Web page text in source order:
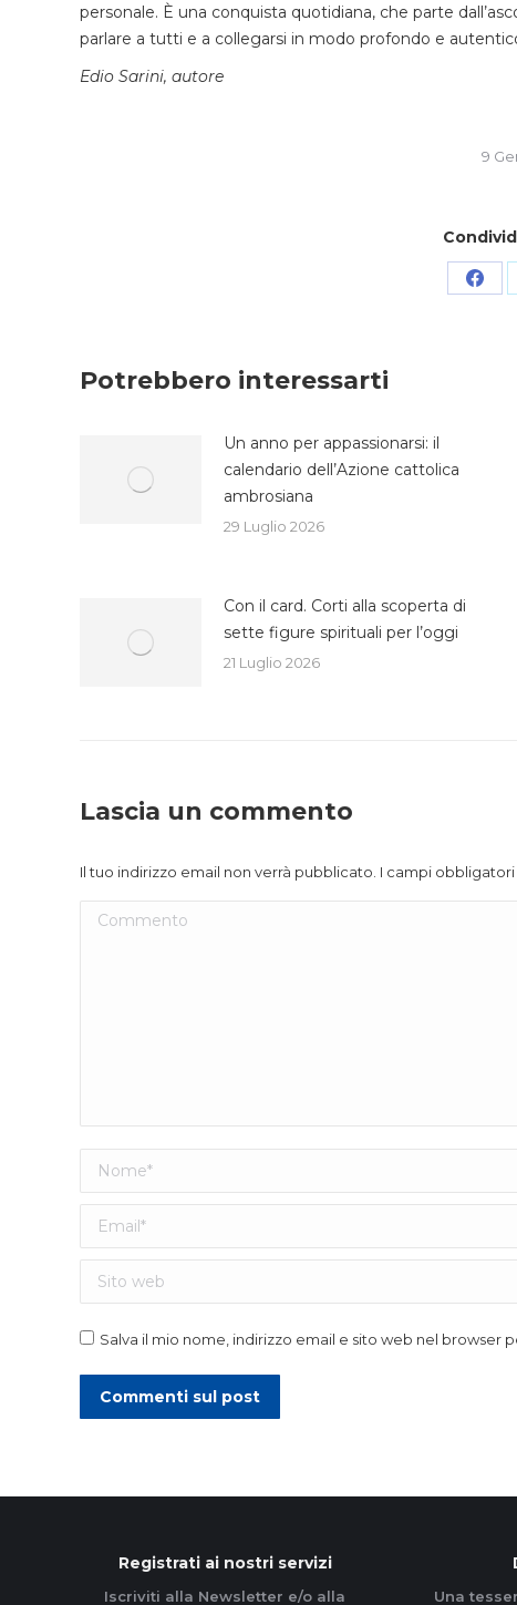
personale. È una conquista quotidiana, che parte
parlare a tutti e a collegarsi in modo profondo e
Edio Sarini, autore
9
Potrebbero interessarti
Un anno per appassionarsi: il
calendario dell’Azione cattolica
ambrosiana
29 Luglio 2026
Con il card. Corti alla scoperta di
sette figure spirituali per l’oggi
21 Luglio 2026
Lascia un commento
Il tuo indirizzo email non verrà pubblicato. I campi
Commento
Nome *
Email *
Sito web
Salva il mio nome, indirizzo email e sito web nel browser
Commenti sul post
Registrati ai nostri servizi
Iscriviti alla Newsletter e/o alla Una